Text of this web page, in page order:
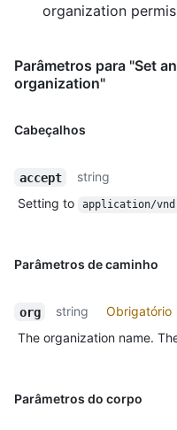
organization
Parâmetros para "Set
organization"
Cabeçalhos
accept
string
Setting to
application/
Parâmetros de caminho
org string
Obrigatório
The organization name.
Parâmetros do corpo